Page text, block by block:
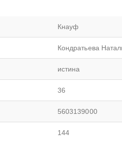
Кнауф
Кондратьева
истина
36
5603139000
144